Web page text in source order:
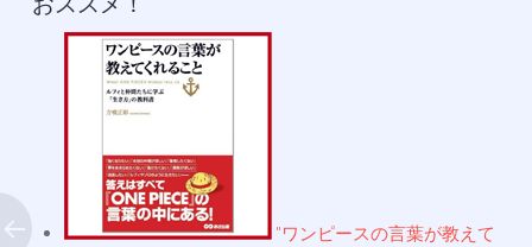
"ワンピースの言葉が教えて